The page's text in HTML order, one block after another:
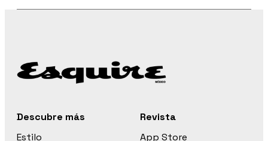
Descubre más
Estilo
Revista
App Store